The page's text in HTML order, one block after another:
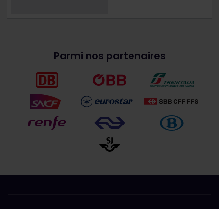
Parmi nos partenaires